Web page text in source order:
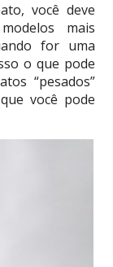
você deve
mais
for uma
o que pode
“pesados”
você pode